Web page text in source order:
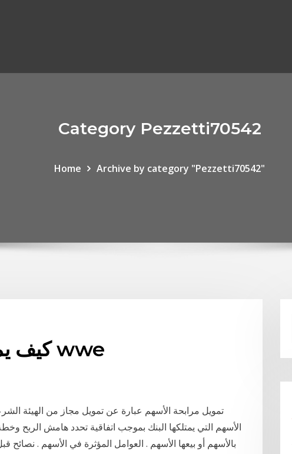
Category Pezzetti70542
Home Archive by category "Pezzetti70542"
كيف يمكنني شراء الأسهم wwe
تمويل مرابحة الأسهم عبارة عن تمويل مجاز من الهيئة
الأسهم التي يمتلكها البنك بموجب اتفاقية تحدد هامش الربح
بالأسهم أو بيعها الأسهم . العوامل المؤثرة في الأسهم . نصائح